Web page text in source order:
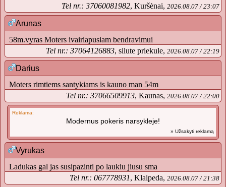
Tel nr.: 37060081982, Kuršėnai, 2026.08.07 / 23:07
Arunas
58m.vyras Moters ivairiapusiam bendravimui
Tel nr.: 37064126883, silute priekule, 2026.08.07 / 22:19
Darius
Moters rimtiems santykiams is kauno man 54m
Tel nr.: 37066509913, Kaunas, 2026.08.07 / 22:00
Reklama:
Modernus pokeris narsykleje!
» Užsakyti reklamą
Vyrukas
Ladukas gal jas susipazinti po laukiu jiusu sma
Tel nr.: 067778931, Klaipeda, 2026.08.07 / 21:38